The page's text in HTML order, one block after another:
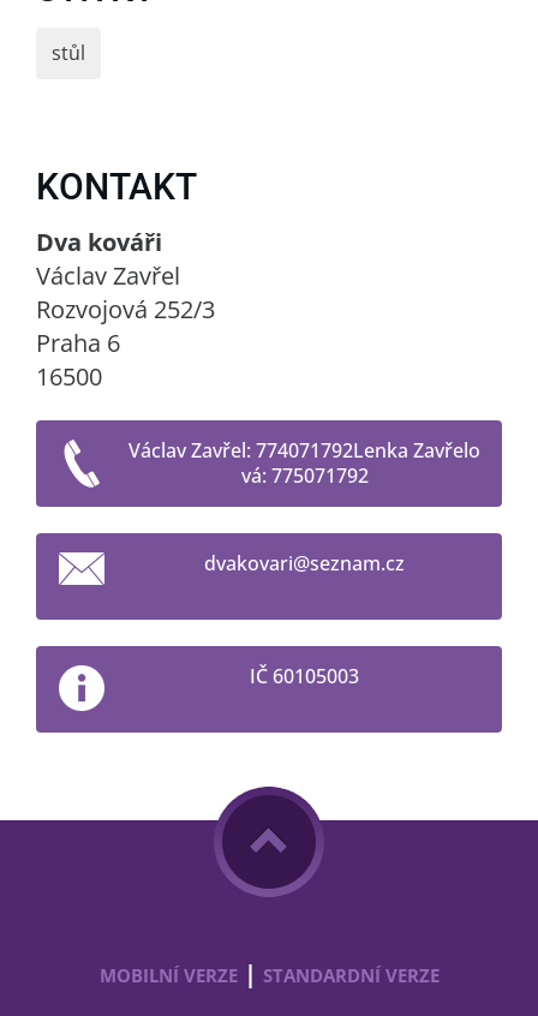
stůl
KONTAKT
Dva kováři
Václav Zavřel
Rozvojová 252/3
Praha 6
16500
Václav Zavřel: 774071792Lenka Zavřelo
vá: 775071792
dvakovari@seznam.cz
IČ 60105003
MOBILNÍ VERZE | STANDARDNÍ VERZE